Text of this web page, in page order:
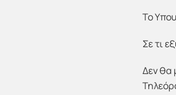
Το
Σε τι
Δεν θα